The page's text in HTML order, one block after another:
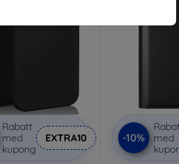
Rabatt
med
kupong
EXTRA10 -10%
med